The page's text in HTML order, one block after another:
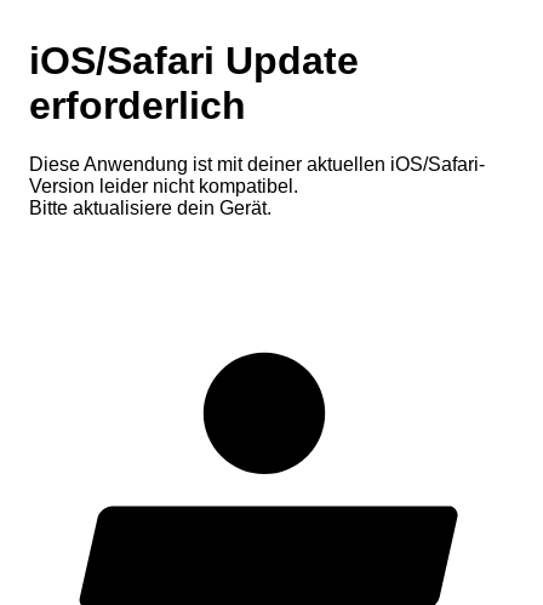
iOS/Safari Update
erforderlich
Diese Anwendung ist mit deiner aktuellen iOS/Safari-
Version leider nicht kompatibel.
Bitte aktualisiere dein Gerät.